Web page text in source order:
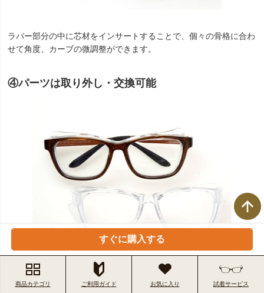
ラバー部分の中に芯材をインサートすることで、個々の骨格に合わ
せて角度、カーブの微調整ができます。
④パーツは取り外し・交換可能
肌に触れるサイドガードも取り外して洗浄できるため、いつでも清
潔に保てます。
すぐに購入する
商品カテゴリ ご利用ガイド お気に入り 試着サービス